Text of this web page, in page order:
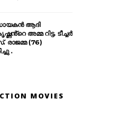
ആദി
അമ്മ റിട്ട. ടീച്ചർ
രാജമ്മ (76)
.
MOVIES